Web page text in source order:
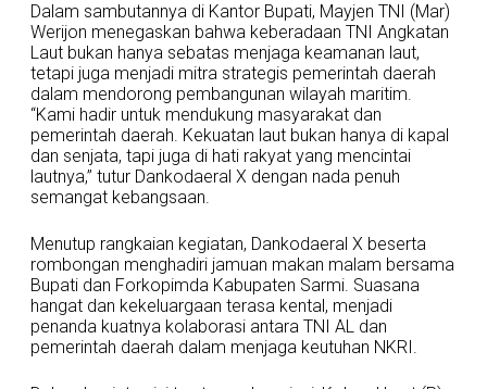
Dalam sambutannya di Kantor Bupati, Mayjen TNI (Mar)
Werijon menegaskan bahwa keberadaan TNI Angkatan
Laut bukan hanya sebatas menjaga keamanan laut,
tetapi juga menjadi mitra strategis pemerintah daerah
dalam mendorong pembangunan wilayah maritim.
“Kami hadir untuk mendukung masyarakat dan
pemerintah daerah. Kekuatan laut bukan hanya di kapal
dan senjata, tapi juga di hati rakyat yang mencintai
lautnya,” tutur Dankodaeral X dengan nada penuh
semangat kebangsaan.
Menutup rangkaian kegiatan, Dankodaeral X beserta
rombongan menghadiri jamuan makan malam bersama
Bupati dan Forkopimda Kabupaten Sarmi. Suasana
hangat dan kekeluargaan terasa kental, menjadi
penanda kuatnya kolaborasi antara TNI AL dan
pemerintah daerah dalam menjaga keutuhan NKRI.